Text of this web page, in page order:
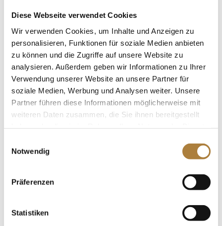
Diese Webseite verwendet Cookies
Wir verwenden Cookies, um Inhalte und Anzeigen zu
personalisieren, Funktionen für soziale Medien anbieten
zu können und die Zugriffe auf unsere Website zu
analysieren. Außerdem geben wir Informationen zu Ihrer
Verwendung unserer Website an unsere Partner für
soziale Medien, Werbung und Analysen weiter. Unsere
Partner führen diese Informationen möglicherweise mit
weiteren Daten zusammen, die Sie ihnen bereitgestellt
Notwendig
Präferenzen
Statistiken
Equipe, hatte in der Dressur etwas Pech, arbeitete sich
dank fehlerfreien Runden im Gelände und im Springen
aber Stück für Stück nach vorne und beendete die
Einzelwertung auf Rang neun. Das Besondere: Calvin
war nicht nur in der Vielseitigkeit für die Nachwuchs-
EM nominiert, sondern auch in seiner zweiten Disziplin,
im Springen. Weil die beiden Championate zeitgleich
jedoch an unterschiedlichen Orten stattfanden, musste er